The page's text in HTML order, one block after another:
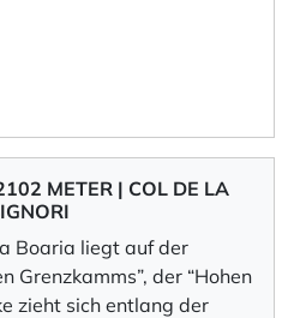
METER | COL DE LA
Boaria liegt auf der
Grenzkamms”, der “Hohen
zieht sich entlang der